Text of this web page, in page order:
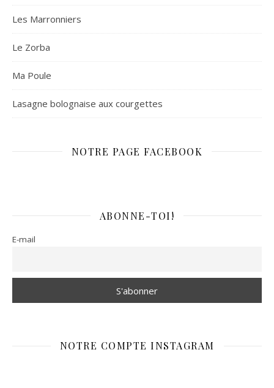
Les Marronniers
Le Zorba
Ma Poule
Lasagne bolognaise aux courgettes
NOTRE PAGE FACEBOOK
ABONNE-TOI!
E-mail
NOTRE COMPTE INSTAGRAM